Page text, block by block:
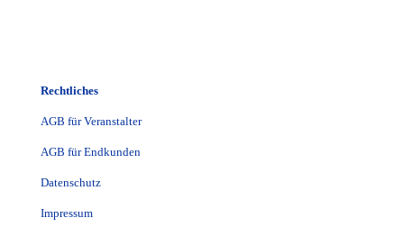
Rechtliches
AGB für Veranstalter
AGB für Endkunden
Datenschutz
Impressum